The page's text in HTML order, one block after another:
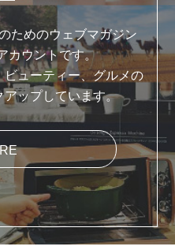
ためのウェブマガジン
カウントです。
ューティー、グルメの
アップしています。